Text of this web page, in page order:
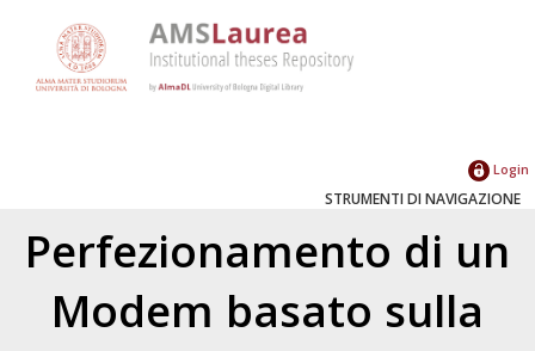
Login
STRUMENTI DI NAVIGAZIONE
Perfezionamento di un
Modem basato sulla